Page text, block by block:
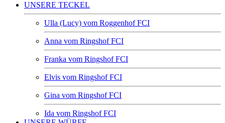
UNSERE TECKEL
Ulla (Lucy) vom Roggenhof FCI
Anna vom Ringshof FCI
Franka vom Ringshof FCI
Elvis vom Ringshof FCI
Gina vom Ringshof FCI
Ida vom Ringshof FCI